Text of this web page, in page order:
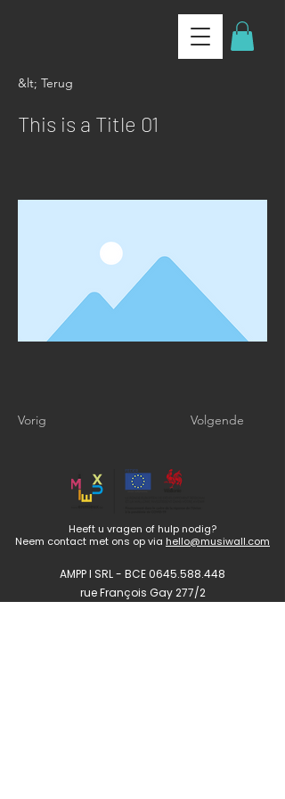
&lt; Terug
This is a Title 01
Vorig Volgende
Heeft u vragen of hulp nodig?
Neem contact met ons op via hello@musiwall.com
AMPP I SRL - BCE0645.588.448
rue François Gay 277/2